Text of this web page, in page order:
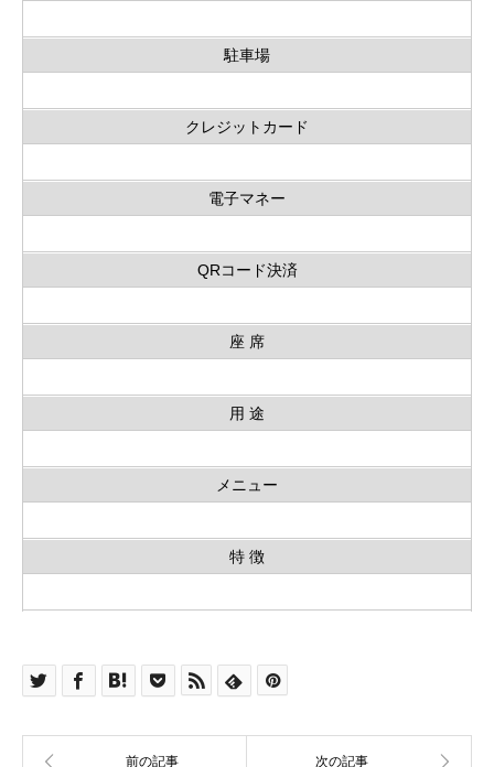
駐車場
クレジットカード
電子マネー
QRコード決済
座 席
用 途
メニュー
特 徴